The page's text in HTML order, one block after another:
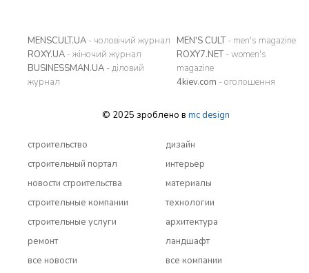
MENSCULT.UA - чоловічий журнал
ROXY.UA - жіночий журнал
BUSINESSMAN.UA - діловий
журнал
MEN'S CULT- men's magazine
ROXY7.NET- women's
magazine
4kiev.com - оголошення
© 2025 зроблено в mc design
строительство
строительный портал
новости строительства
строительные компании
строительные услуги
ремонт
все новости
дизайн
интерьер
материалы
технологии
архитектура
ландшафт
все компании